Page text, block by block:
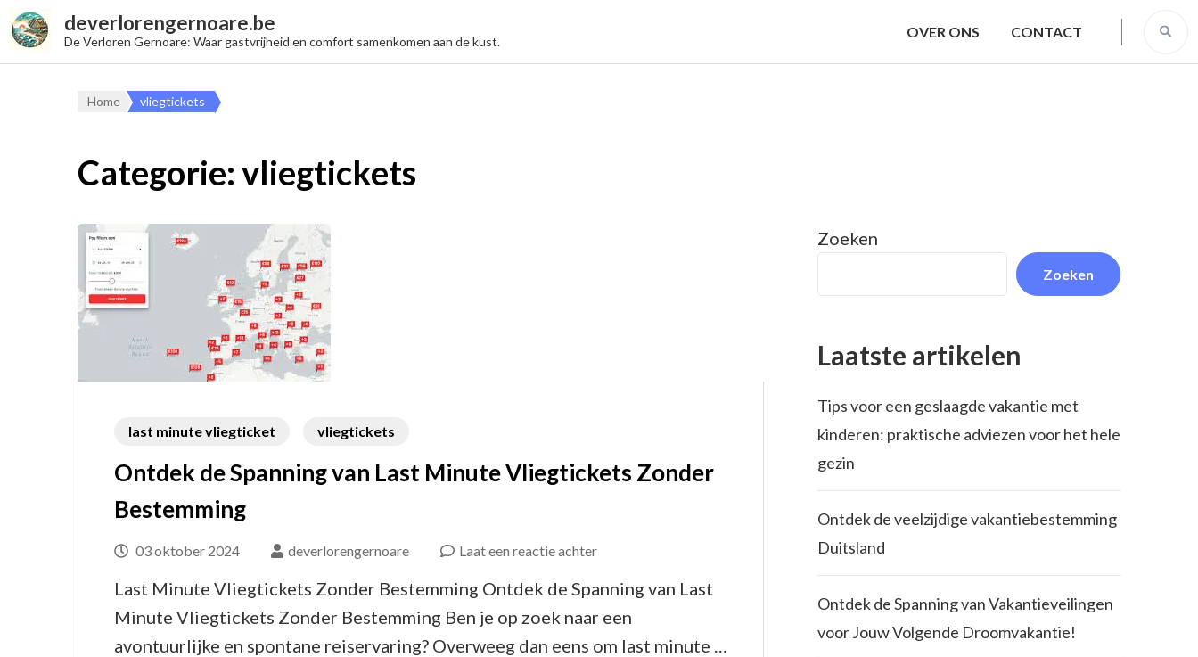
deverlorengernoare.be
De Verloren Gernoare: Waar gastvrijheid en comfort samenkomen aan de kust.
OVER ONS CONTACT
Home vliegtickets
Categorie:vliegtickets
last minute vliegticket vliegtickets
Ontdek de Spanning van Last Minute Vliegtickets Zonder
Bestemming
03 oktober 2024 deverlorengernoare Laat een reactie achterop
Last Minute Vliegtickets Zonder Bestemming Ontdek de Spanning van Last
Minute Vliegtickets Zonder Bestemming Ben je op zoek naar een
avontuurlijke en spontane reiservaring? Overweeg dan eens om last minute …
Zoeken
Zoeken
Laatste artikelen
Tips voor een geslaagde vakantie met
kinderen: praktische adviezen voor het hele
gezin
Ontdek de veelzijdige vakantiebestemming
Duitsland
Ontdek de Spanning van Vakantieveilingen
voor Jouw Volgende Droomvakantie!